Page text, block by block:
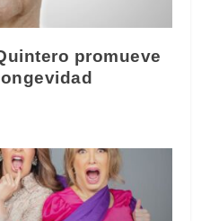
promueve